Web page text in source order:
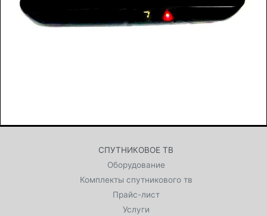
СПУТНИКОВОЕ ТВ
Оборудование
Комплекты спутникового тв
Прайс-лист
Услуги